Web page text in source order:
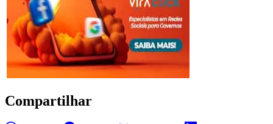
Compartilhar